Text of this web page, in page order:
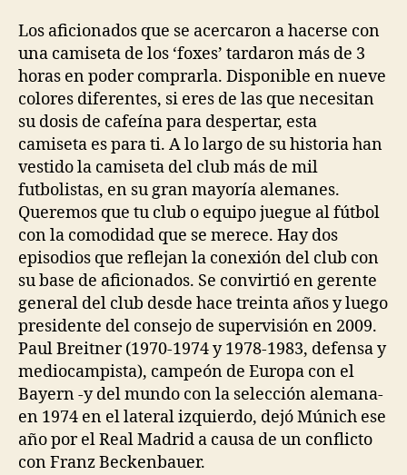
Los aficionados que se acercaron a hacerse con
una camiseta de los ‘foxes’ tardaron más de 3
horas en poder comprarla. Disponible en nueve
colores diferentes, si eres de las que necesitan
su dosis de cafeína para despertar, esta
camiseta es para ti. A lo largo de su historia han
vestido la camiseta del club más de mil
futbolistas, en su gran mayoría alemanes.
Queremos que tu club o equipo juegue al fútbol
con la comodidad que se merece. Hay dos
episodios que reflejan la conexión del club con
su base de aficionados. Se convirtió en gerente
general del club desde hace treinta años y luego
presidente del consejo de supervisión en 2009.
Paul Breitner (1970-1974 y 1978-1983, defensa y
mediocampista), campeón de Europa con el
Bayern -y del mundo con la selección alemana-
en 1974 en el lateral izquierdo, dejó Múnich ese
año por el Real Madrid a causa de un conflicto
con Franz Beckenbauer.